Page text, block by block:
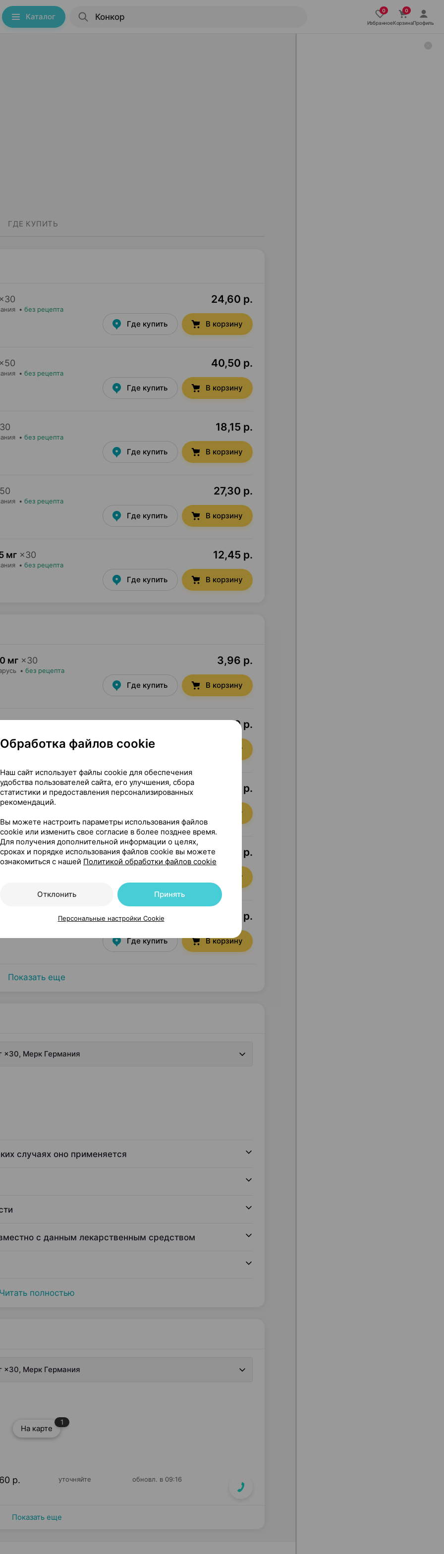
Каталог
ИзбранноеКорзинаПрофиль
ГДЕ КУПИТЬ
×30
• без рецепта
24,60 р.
Где купить В корзину
×50
• без рецепта
40,50 р.
Где купить В корзину
30
• без рецепта
18,15 р.
Где купить В корзину
50
• без рецепта
27,30 р.
Где купить В корзину
мг ×30
• без рецепта
12,45 р.
Где купить В корзину
мг ×30
• без рецепта
3,96 р.
Где купить В корзину
7,50 р.
Где купить В корзину
2.5 мг×30
без рецепта
2,76 р.
В корзину
2.5 мг×60
•без рецепта
5,40 р.
В корзину
3,33 р.
Где купить В корзину
Показать еще
×30, Мерк Германия
случаях оно применяется
с данным лекарственным средством
Читать полностью
×30, Мерк Германия
На карте
1
р. уточняйте обновл. в 09:16
Показать еще
Обработка файлов cookie
Наш сайт использует файлы cookie для обеспечения
удобства пользователей сайта, его улучшения, сбора
статистики и предоставления персонализированных
рекомендаций.
Вы можете настроить параметры использования файлов
cookie или изменить свое согласие в более позднее время.
Для получения дополнительной информации о целях,
сроках и порядке использования файлов cookie вы можете
ознакомиться с нашей Политикой обработки файлов cookie
Отклонить Принять
Персональные настройки Cookie